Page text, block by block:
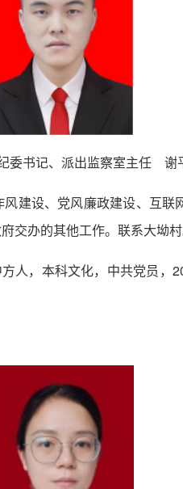
委书记、派出监察室主任 谢
建设、党风廉政建设、互联
交办的其他工作。联系大坳村
人，本科文化，中共党员，